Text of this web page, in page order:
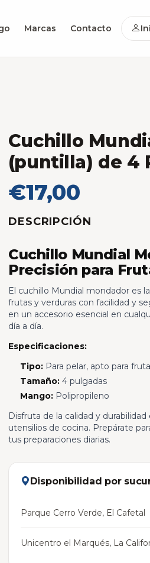
Marcas Contacto
Cuchillo
(puntilla) de 4
€17,00
DESCRIPCIÓN
Cuchillo Mundial
Precisión para
El cuchillo Mundial mondador es
frutas y verduras con facilidad y
en un accesorio esencial en
día a día.
Especificaciones:
Tipo:Para pelar, apto para
Tamaño:4 pulgadas
Mango:Polipropileno
Disfruta de la calidad y
utensilios de cocina. Prepárate
tus preparaciones diarias.
Disponibilidad por
Parque Cerro Verde, El Cafetal
Unicentro el Marqués, La